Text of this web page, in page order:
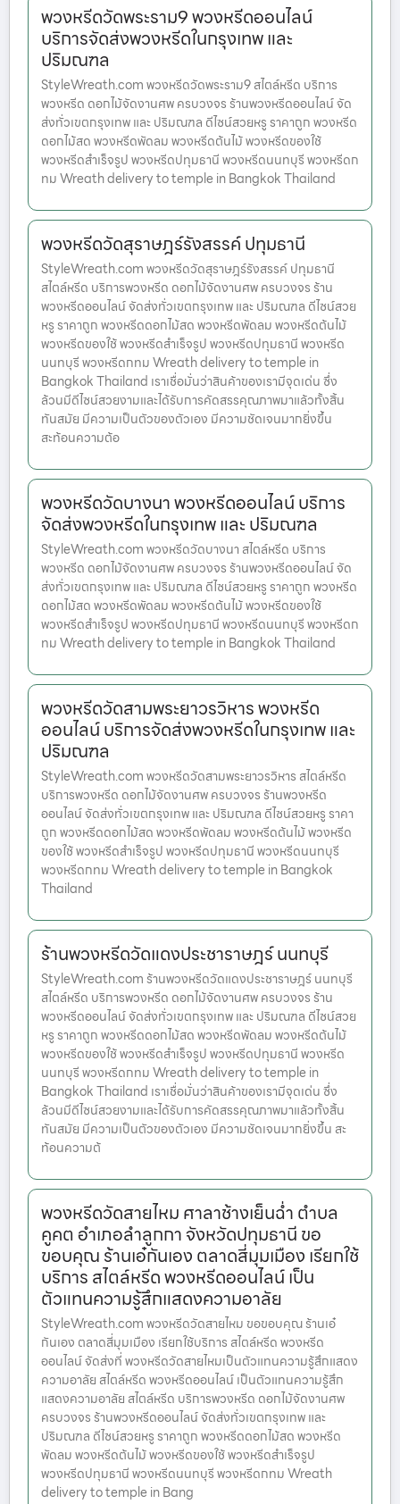
พวงหรีดวัดพระราม9 พวงหรีดออนไลน์
บริการจัดส่งพวงหรีดในกรุงเทพ และ
ปริมณฑล
StyleWreath.com พวงหรีดวัดพระราม9 สไตล์หรีด บริการ
พวงหรีด ดอกไม้จัดงานศพ ครบวงจร ร้านพวงหรีดออนไลน์ จัด
ส่งทั่วเขตกรุงเทพ และ ปริมณฑล ดีไซน์สวยหรู ราคาถูก พวงหรีด
ดอกไม้สด พวงหรีดพัดลม พวงหรีดต้นไม้ พวงหรีดของใช้
พวงหรีดสำเร็จรูป พวงหรีดปทุมธานี พวงหรีดนนทบุรี พวงหรีดก
ทม Wreath delivery to temple in Bangkok Thailand
พวงหรีดวัดสุราษฎร์รังสรรค์ ปทุมธานี
StyleWreath.com พวงหรีดวัดสุราษฎร์รังสรรค์ ปทุมธานี
สไตล์หรีด บริการพวงหรีด ดอกไม้จัดงานศพ ครบวงจร ร้าน
พวงหรีดออนไลน์ จัดส่งทั่วเขตกรุงเทพ และ ปริมณฑล ดีไซน์สวย
หรู ราคาถูก พวงหรีดดอกไม้สด พวงหรีดพัดลม พวงหรีดต้นไม้
พวงหรีดของใช้ พวงหรีดสำเร็จรูป พวงหรีดปทุมธานี พวงหรีด
นนทบุรี พวงหรีดกทม Wreath delivery to temple in
Bangkok Thailand เราเชื่อมั่นว่าสินค้าของเรามีจุดเด่น ซึ่ง
ล้วนมีดีไซน์สวยงามและได้รับการคัดสรรคุณภาพมาแล้วทั้งสิ้น
ทันสมัย มีความเป็นตัวของตัวเอง มีความชัดเจนมากยิ่งขึ้น
สะท้อนความต้อ
พวงหรีดวัดบางนา พวงหรีดออนไลน์ บริการ
จัดส่งพวงหรีดในกรุงเทพ และ ปริมณฑล
StyleWreath.com พวงหรีดวัดบางนา สไตล์หรีด บริการ
พวงหรีด ดอกไม้จัดงานศพ ครบวงจร ร้านพวงหรีดออนไลน์ จัด
ส่งทั่วเขตกรุงเทพ และ ปริมณฑล ดีไซน์สวยหรู ราคาถูก พวงหรีด
ดอกไม้สด พวงหรีดพัดลม พวงหรีดต้นไม้ พวงหรีดของใช้
พวงหรีดสำเร็จรูป พวงหรีดปทุมธานี พวงหรีดนนทบุรี พวงหรีดก
ทม Wreath delivery to temple in Bangkok Thailand
พวงหรีดวัดสามพระยาวรวิหาร พวงหรีด
ออนไลน์ บริการจัดส่งพวงหรีดในกรุงเทพ และ
ปริมณฑล
StyleWreath.com พวงหรีดวัดสามพระยาวรวิหาร สไตล์หรีด
บริการพวงหรีด ดอกไม้จัดงานศพ ครบวงจร ร้านพวงหรีด
ออนไลน์ จัดส่งทั่วเขตกรุงเทพ และ ปริมณฑล ดีไซน์สวยหรู ราคา
ถูก พวงหรีดดอกไม้สด พวงหรีดพัดลม พวงหรีดต้นไม้ พวงหรีด
ของใช้ พวงหรีดสำเร็จรูป พวงหรีดปทุมธานี พวงหรีดนนทบุรี
พวงหรีดกทม Wreath delivery to temple in Bangkok
Thailand
ร้านพวงหรีดวัดแดงประชาราษฎร์ นนทบุรี
StyleWreath.com ร้านพวงหรีดวัดแดงประชาราษฎร์ นนทบุรี
สไตล์หรีด บริการพวงหรีด ดอกไม้จัดงานศพ ครบวงจร ร้าน
พวงหรีดออนไลน์ จัดส่งทั่วเขตกรุงเทพ และ ปริมณฑล ดีไซน์สวย
หรู ราคาถูก พวงหรีดดอกไม้สด พวงหรีดพัดลม พวงหรีดต้นไม้
พวงหรีดของใช้ พวงหรีดสำเร็จรูป พวงหรีดปทุมธานี พวงหรีด
นนทบุรี พวงหรีดกทม Wreath delivery to temple in
Bangkok Thailand เราเชื่อมั่นว่าสินค้าของเรามีจุดเด่น ซึ่ง
ล้วนมีดีไซน์สวยงามและได้รับการคัดสรรคุณภาพมาแล้วทั้งสิ้น
ทันสมัย มีความเป็นตัวของตัวเอง มีความชัดเจนมากยิ่งขึ้น สะ
ท้อนความต้
พวงหรีดวัดสายไหม ศาลาช้างเย็นฉ่ำ ตำบล
คูคต อำเภอลำลูกกา จังหวัดปทุมธานี ขอ
ขอบคุณ ร้านเอ๋กันเอง ตลาดสี่มุมเมือง เรียกใช้
บริการ สไตล์หรีด พวงหรีดออนไลน์ เป็น
ตัวแทนความรู้สึกแสดงความอาลัย
StyleWreath.com พวงหรีดวัดสายไหม ขอขอบคุณ ร้านเอ๋
กันเอง ตลาดสี่มุมเมือง เรียกใช้บริการ สไตล์หรีด พวงหรีด
ออนไลน์ จัดส่งที่ พวงหรีดวัดสายไหมเป็นตัวแทนความรู้สึกแสดง
ความอาลัย สไตล์หรีด พวงหรีดออนไลน์ เป็นตัวแทนความรู้สึก
แสดงความอาลัย สไตล์หรีด บริการพวงหรีด ดอกไม้จัดงานศพ
ครบวงจร ร้านพวงหรีดออนไลน์ จัดส่งทั่วเขตกรุงเทพ และ
ปริมณฑล ดีไซน์สวยหรู ราคาถูก พวงหรีดดอกไม้สด พวงหรีด
พัดลม พวงหรีดต้นไม้ พวงหรีดของใช้ พวงหรีดสำเร็จรูป
พวงหรีดปทุมธานี พวงหรีดนนทบุรี พวงหรีดกทม Wreath
delivery to temple in Bang